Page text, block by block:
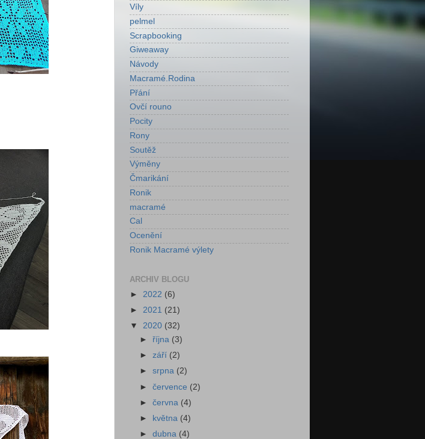
Víly
pelmel
Scrapbooking
Giweaway
Návody
Macramé.Rodina
Přání
Ovčí rouno
Pocity
Rony
Soutěž
Výměny
Čmarikání
Ronik
macramé
Cal
Ocenění
Ronik Macramé výlety
ARCHIV BLOGU
► 2022 (6)
► 2021 (21)
▼ 2020 (32)
►října (3)
►září (2)
►srpna (2)
►července (2)
►června (4)
►
května (4)
►dubna (4)